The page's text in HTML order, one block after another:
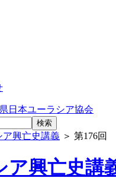
ア興亡史講義 ＞ 第176回